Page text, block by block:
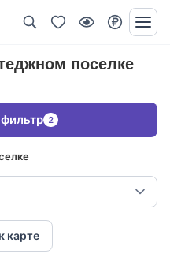
поселке
карте
2